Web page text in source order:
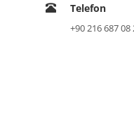
Telefon
+90 216 687 08